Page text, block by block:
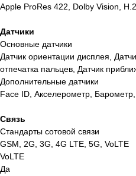
Apple ProRes 422, Dolby Vision,
Датчики
Основные датчики
Датчик ориентации дисплея,
отпечатка пальцев, Датчик
Дополнительные датчики
Face ID, Акселерометр, Барометр,
Связь
Стандарты сотовой связи
GSM, 2G, 3G, 4G LTE, 5G, VoLTE
VoLTE
Да